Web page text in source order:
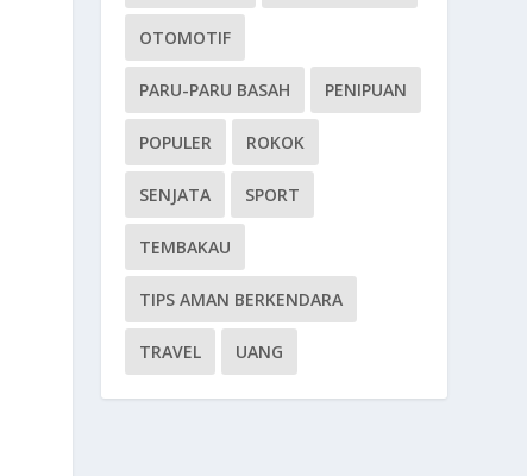
OTOMOTIF
PARU-PARU BASAH PENIPUAN
POPULER ROKOK
SENJATA SPORT
TEMBAKAU
TIPS AMAN BERKENDARA
TRAVEL UANG